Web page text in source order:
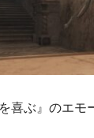
喜ぶ』のエモ